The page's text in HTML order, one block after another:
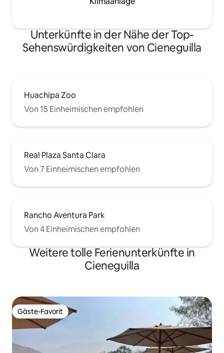
Unterkünfte in der Nähe der Top-
Sehenswürdigkeiten von Cieneguilla
Huachipa Zoo
Von 15 Einheimischen empfohlen
Real Plaza Santa Clara
Von 7 Einheimischen empfohlen
Rancho Aventura Park
Von 4 Einheimischen empfohlen
Weitere tolle Ferienunterkünfte in
Cieneguilla
Gäste-Favorit
Gäste-Favorit